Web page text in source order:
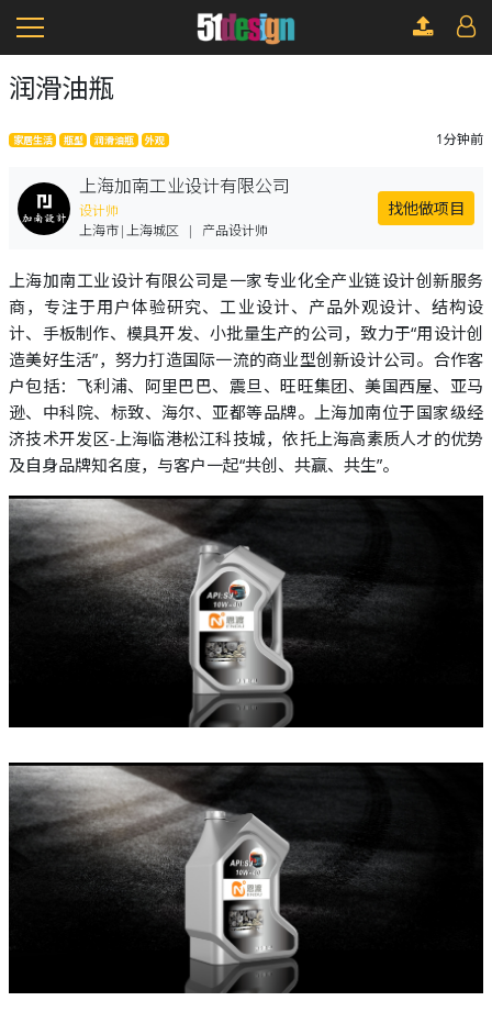
润滑油瓶
家居生活 瓶型 润滑油瓶 外观 1分钟前
上海加南工业设计有限公司
设计师
上海市|上海城区 | 产品设计师
找他做项目
上海加南工业设计有限公司是一家专业化全产业链设计创新服务
商，专注于用户体验研究、工业设计、产品外观设计、结构设
计、手板制作、模具开发、小批量生产的公司，致力于“用设计创
造美好生活”，努力打造国际一流的商业型创新设计公司。合作客
户包括：飞利浦、阿里巴巴、震旦、旺旺集团、美国西屋、亚马
逊、中科院、标致、海尔、亚都等品牌。上海加南位于国家级经
济技术开发区-上海临港松江科技城，依托上海高素质人才的优势
及自身品牌知名度，与客户一起“共创、共赢、共生”。